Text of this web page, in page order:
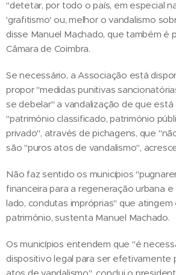
"detetar, por todo o país, em especial
'grafitismo' ou, melhor o vandalismo
disse Manuel Machado, que também é
Câmara de Coimbra.
Se necessário, a Associação está
propor "medidas punitivas
se debelar" a vandalização de que está
"património classificado, património
privado", através de pichagens, que
são "puros atos de vandalismo",
Não faz sentido os municípios
financeira para a regeneração urbana
lado, condutas impróprias" que
património, sustenta Manuel Machado.
Os municípios entendem que "é
dispositivo legal para ser efetivamente
atos de vandalismo", conclui o